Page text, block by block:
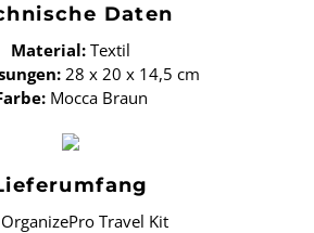
Daten
Material: Textil
28 x 20 x 14,5 cm
Mocca Braun
Travel Kit